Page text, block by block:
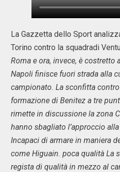
La Gazzetta dello Sport
Torino contro la squadradi
Roma e ora, invece, è costretto
Napoli finisce fuori strada alla
campionato. La sconfitta
formazione di Benitez a tre
rimette in discussione la zona
hanno sbagliato l’approccio
Incapaci di armare in maniera
come Higuain. poca qualità La
regista di qualità in mezzo al